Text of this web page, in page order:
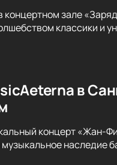
зале
классики и
в
концерт «Жан-
наследие